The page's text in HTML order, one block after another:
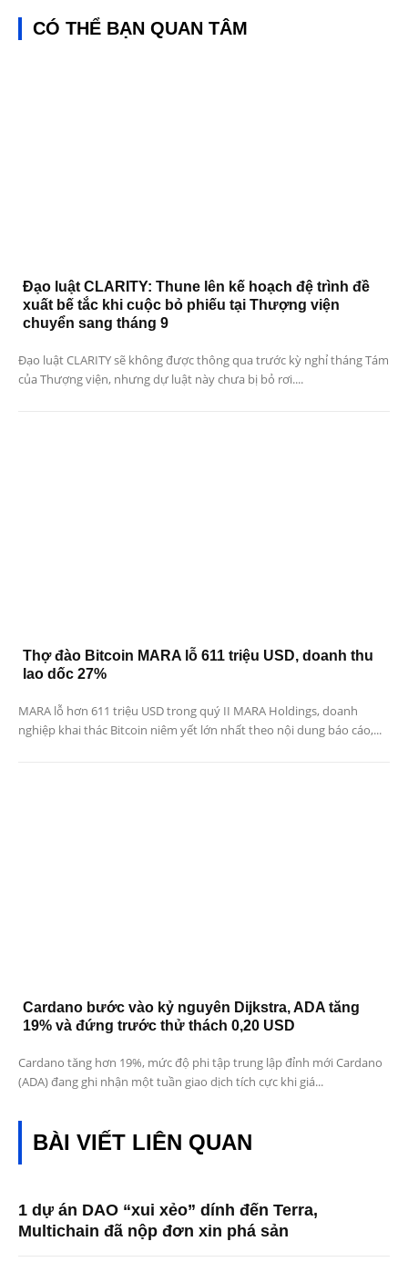
CÓ THỂ BẠN QUAN TÂM
Đạo luật CLARITY: Thune lên kế hoạch đệ trình đề
xuất bế tắc khi cuộc bỏ phiếu tại Thượng viện
chuyển sang tháng 9
Đạo luật CLARITY sẽ không được thông qua trước kỳ nghỉ tháng Tám
của Thượng viện, nhưng dự luật này chưa bị bỏ rơi....
Thợ đào Bitcoin MARA lỗ 611 triệu USD, doanh thu
lao dốc 27%
MARA lỗ hơn 611 triệu USD trong quý II MARA Holdings, doanh
nghiệp khai thác Bitcoin niêm yết lớn nhất theo nội dung báo cáo,...
Cardano bước vào kỷ nguyên Dijkstra, ADA tăng
19% và đứng trước thử thách 0,20 USD
Cardano tăng hơn 19%, mức độ phi tập trung lập đỉnh mới Cardano
(ADA) đang ghi nhận một tuần giao dịch tích cực khi giá...
BÀI VIẾT LIÊN QUAN
1 dự án DAO “xui xẻo” dính đến Terra,
Multichain đã nộp đơn xin phá sản